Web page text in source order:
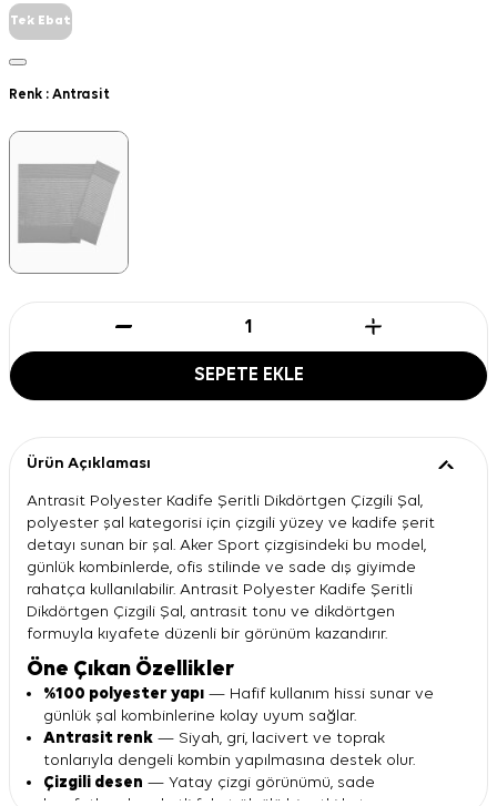
Tek Ebat
Renk : Antrasit
SEPETE EKLE
Ürün Açıklaması
Antrasit Polyester Kadife Şeritli Dikdörtgen Çizgili Şal,
polyester şal kategorisi için çizgili yüzey ve kadife şerit
detayı sunan bir şal. Aker Sport çizgisindeki bu model,
günlük kombinlerde, ofis stilinde ve sade dış giyimde
rahatça kullanılabilir. Antrasit Polyester Kadife Şeritli
Dikdörtgen Çizgili Şal, antrasit tonu ve dikdörtgen
formuyla kıyafete düzenli bir görünüm kazandırır.
Öne Çıkan Özellikler
%100 polyester yapı — Hafif kullanım hissi sunar ve
günlük şal kombinlerine kolay uyum sağlar.
Antrasit renk — Siyah, gri, lacivert ve toprak
tonlarıyla dengeli kombin yapılmasına destek olur.
Çizgili desen — Yatay çizgi görünümü, sade